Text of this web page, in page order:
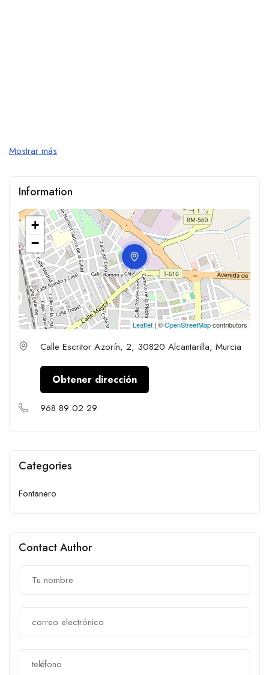
Mostrar más
Information
+
−
Leaflet | ©OpenStreetMapcontributors
Calle Escritor Azorín, 2, 30820 Alcantarilla, Murcia
Obtener dirección
968 89 02 29
Categories
Fontanero
Contact Author